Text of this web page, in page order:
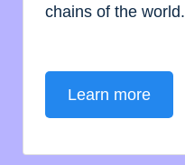
chains of the world.
Learn more